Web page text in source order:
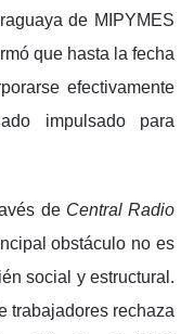
de MIPYMES
que hasta la fecha
efectivamente
impulsado para
de Central Radio
obstáculo no es
social y estructural.
trabajadores rechaza